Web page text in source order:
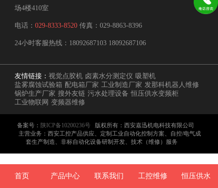
场4楼410室
电话： 029-8333-8520 传真：029-8863-8396
24小时客服热线： 18092687103 18092687106
友情链接： 视觉点胶机 卤素水分测定仪 吸塑机
盐雾腐蚀试验箱 配电箱厂家 工业制造厂家 发那科机器人维修
锅炉生产厂家 搜外友链 污水处理设备 恒压供水变频柜
工业物联网 变频器维修
备案号： 陕ICP备10200236号版权所有：西安嘉迅机电科技有限公司
主营业务：西安工控产品供应、定制工业自动化控制方案、自控/电气成
套生产制造、非标自动化设备研制开发、技术（维修）服务
首页 产品中心 联系我们 工控维修 恒压供水